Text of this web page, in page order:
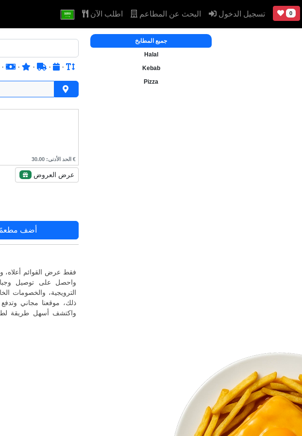
اطلب الآن البحث عن المطاعم تسجيل الدخول 0
· · · · ·
الحد الأدنى: 30.00 €
عرض العروض
جميع المطابخ
Halal
Kebab
Pizza
أضف
واحصل على توصيل
الترويجية، والخصومات
ذلك، موقعنا مجاني